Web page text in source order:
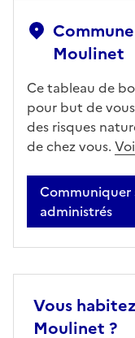
Moulinet
Ce tableau de
pour but de
des risques
de chez vous.
Communiquer
administrés
Vous
Moulinet ?